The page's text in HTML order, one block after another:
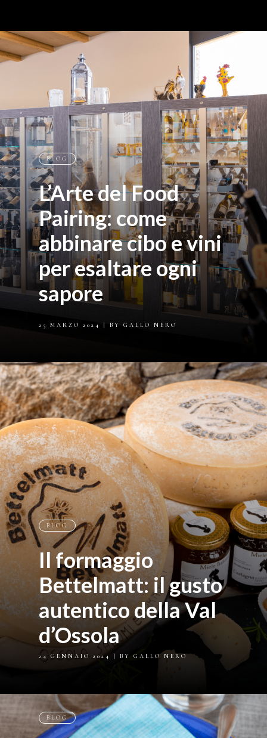
BLOG
L’Arte del Food
Pairing: come
abbinare cibo e vini
per esaltare ogni
sapore
25 MARZO 2024 | BY GALLO NERO
BLOG
Il formaggio
Bettelmatt: il gusto
autentico della Val
d’Ossola
24 GENNAIO 2024 | BY GALLO NERO
BLOG